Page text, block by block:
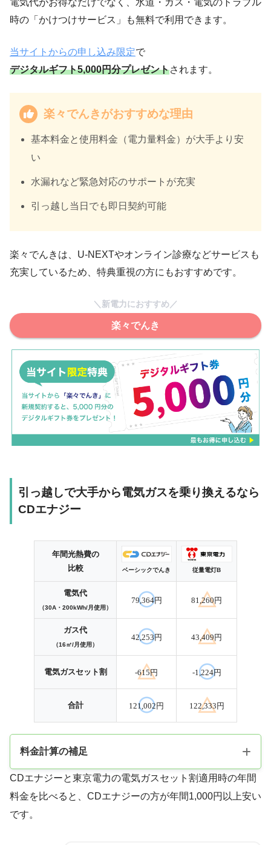
時の「かけつけサービス」も無料で利用できます。
当サイトからの申し込み限定で
デジタルギフト5,000円分プレゼントされます。
楽々でんきがおすすめな理由
基本料金と使用料金（電力量料金）が大手より安
い
水漏れなど緊急対応のサポートが充実
引っ越し当日でも即日契約可能
楽々でんきは、U-NEXTやオンライン診療などサービスも
充実しているため、特典重視の方にもおすすめです。
＼新電力におすすめ／
楽々でんき
引っ越しで大手から電気ガスを乗り換えるなら
CDエナジー
年間光熱費の
比較
ベーシックでんき 従量電灯B
電気代
（30A・200kWh/月使用）
79,364円 81,260円
ガス代
（16㎥/月使用）
42,253円 43,409円
電気ガスセット割 -615円 -1,224円
合計 121,002円 122,333円
料金計算の補足
料金比較
CDエナジーと東京電力の電気ガスセット割適用時の年間
料金を比べると、CDエナジーの方が年間1,000円以上安い
です。